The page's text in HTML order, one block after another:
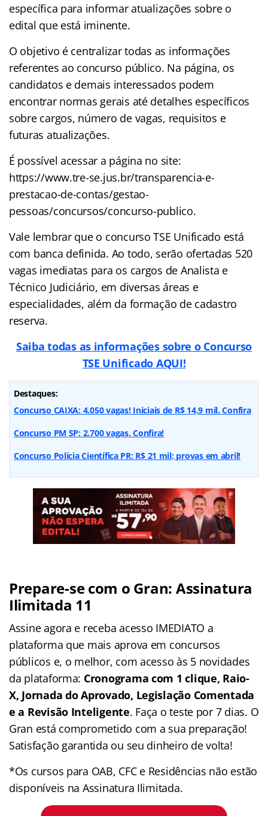
específica para informar atualizações sobre o
edital que está iminente.
O objetivo é centralizar todas as informações
referentes ao concurso público. Na página, os
candidatos e demais interessados podem
encontrar normas gerais até detalhes específicos
sobre cargos, número de vagas, requisitos e
futuras atualizações.
É possível acessar a página no site:
https://www.tre-se.jus.br/transparencia-e-
prestacao-de-contas/gestao-
pessoas/concursos/concurso-publico.
Vale lembrar que o concurso TSE Unificado está
com banca definida. Ao todo, serão ofertadas 520
vagas imediatas para os cargos de Analista e
Técnico Judiciário, em diversas áreas e
especialidades, além da formação de cadastro
reserva.
Saiba todas as informações sobre o Concurso
TSE Unificado AQUI!
Destaques:
Concurso CAIXA: 4.050 vagas! Iniciais de R$ 14,9 mil. Confira
Concurso PM SP: 2.700 vagas. Confira!
Concurso Polícia Científica PR: R$ 21 mil; provas em abril!
Prepare-se com o Gran: Assinatura
Ilimitada 11
Assine agora e receba acesso IMEDIATO a
plataforma que mais aprova em concursos
públicos e, o melhor, com acesso às 5 novidades
da plataforma: Cronograma com 1 clique, Raio-
X, Jornada do Aprovado, Legislação Comentada
e a Revisão Inteligente. Faça o teste por 7 dias. O
Gran está comprometido com a sua preparação!
Satisfação garantida ou seu dinheiro de volta!
*Os cursos para OAB, CFC e Residências não estão
disponíveis na Assinatura Ilimitada.